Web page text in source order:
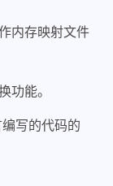
内存映射文件
功能。
写的代码的